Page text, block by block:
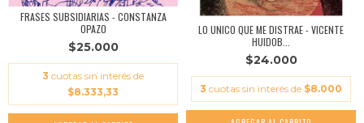
FRASES SUBSIDIARIAS - CONSTANZA
OPAZO
$25.000
3 cuotas sin interés de
$8.333,33
LO UNICO QUE ME DISTRAE - VICENTE
HUIDOB...
$24.000
3 cuotas sin interés de $8.000